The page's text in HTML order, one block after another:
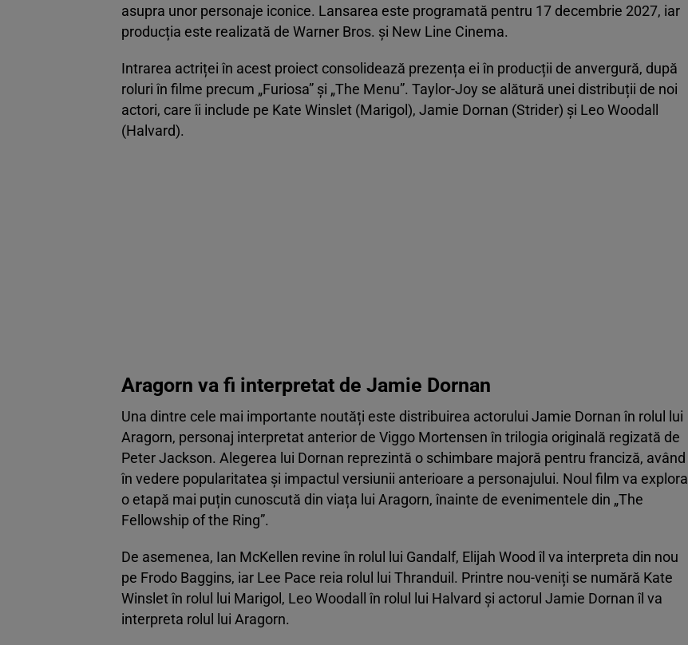
asupra unor personaje iconice. Lansarea este programată pentru 17 decembrie 2027, iar
producția este realizată de Warner Bros. și New Line Cinema.
Intrarea actriței în acest proiect consolidează prezența ei în producții de anvergură, după
roluri în filme precum „Furiosa” și „The Menu”. Taylor-Joy se alătură unei distribuții de noi
actori, care îi include pe Kate Winslet (Marigol), Jamie Dornan (Strider) și Leo Woodall
(Halvard).
Aragorn va fi interpretat de Jamie Dornan
Una dintre cele mai importante noutăți este distribuirea actorului Jamie Dornan în rolul lui
Aragorn, personaj interpretat anterior de Viggo Mortensen în trilogia originală regizată de
Peter Jackson. Alegerea lui Dornan reprezintă o schimbare majoră pentru franciză, având
în vedere popularitatea și impactul versiunii anterioare a personajului. Noul film va explora
o etapă mai puțin cunoscută din viața lui Aragorn, înainte de evenimentele din „The
Fellowship of the Ring”.
De asemenea, Ian McKellen revine în rolul lui Gandalf, Elijah Wood îl va interpreta din nou
pe Frodo Baggins, iar Lee Pace reia rolul lui Thranduil. Printre nou-veniți se numără Kate
Winslet în rolul lui Marigol, Leo Woodall în rolul lui Halvard și actorul Jamie Dornan îl va
interpreta rolul lui Aragorn.